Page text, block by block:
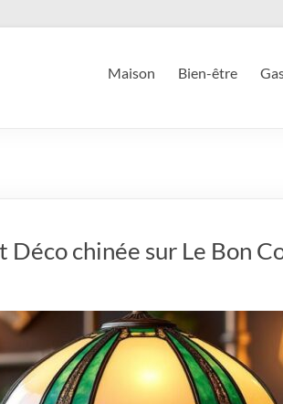
Maison Bien-être
chinée sur Le Bon